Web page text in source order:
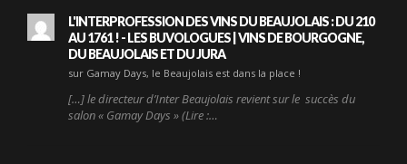
L'INTERPROFESSION DES VINS DU BEAUJOLAIS : DU 210
AU 1761 ! - LES BUVOLOGUES | VINS DE BOURGOGNE,
DU BEAUJOLAIS ET DU JURA
sur Gamay Days, le Beaujolais est dans la place !
[…] le directeur d’Inter Beaujolais revient sur le succès du
salon « Gamay Days » (Lire :…